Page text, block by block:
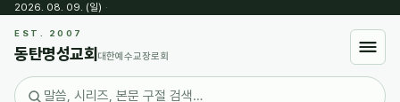
2026. 08. 09. (일) ·
EST. 2007
동탄명성교회 대한예수교장로회
Sketchbook5, 스케치북5